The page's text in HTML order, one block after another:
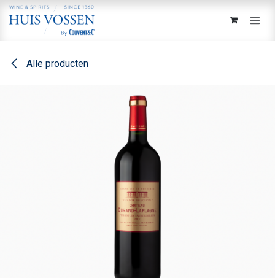
Overslaan naar inhoud
Alle producten